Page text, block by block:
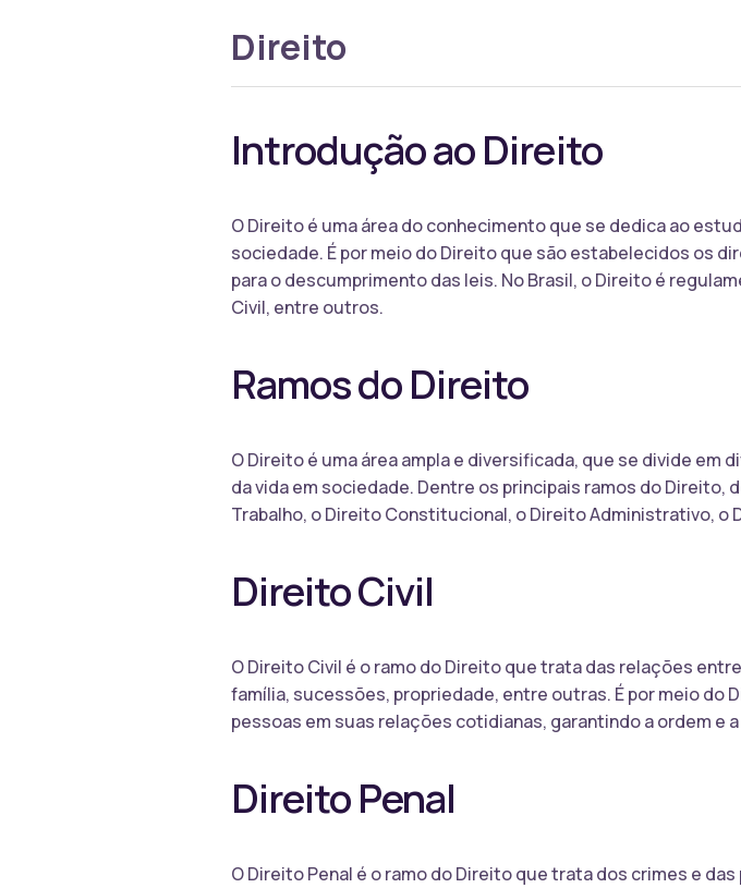
Direito
Introdução ao Direito
O Direito é uma área do conhecimento que se dedica ao
sociedade. É por meio do Direito que são estabelecidos os
para o descumprimento das leis. No Brasil, o Direito é
Civil, entre outros.
Ramos do Direito
O Direito é uma área ampla e diversificada, que se divide
da vida em sociedade. Dentre os principais ramos do
Trabalho, o Direito Constitucional, o Direito Administrativo,
Direito Civil
O Direito Civil é o ramo do Direito que trata das relações
família, sucessões, propriedade, entre outras. É por meio
pessoas em suas relações cotidianas, garantindo a ordem e
Direito Penal
O Direito Penal é o ramo do Direito que trata dos crimes e